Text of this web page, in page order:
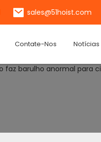
sales@51hoist.com
Contate-Nos Notícias